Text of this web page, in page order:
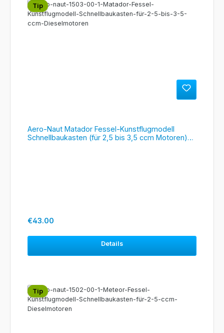
Tip
Aero-Naut Matador Fessel-Kunstflugmodell
Schnellbaukasten (für 2,5 bis 3,5 ccm Motoren)
Regular price:
€43.00
Details
Tip